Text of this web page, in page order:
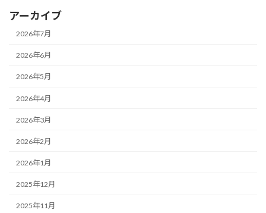
アーカイブ
2026年7月
2026年6月
2026年5月
2026年4月
2026年3月
2026年2月
2026年1月
2025年12月
2025年11月